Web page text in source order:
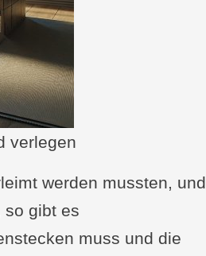
verlegen
werden mussten, und
so gibt es
muss und die